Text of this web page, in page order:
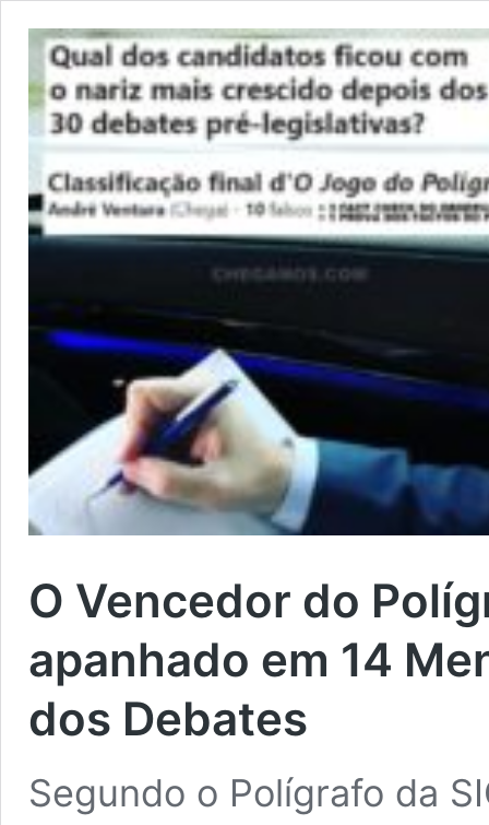
O Vencedor do
apanhado em 14
dos Debates
Segundo o Polígrafo da